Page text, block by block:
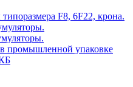
F8, 6F22, крона.
промышленной упаковке